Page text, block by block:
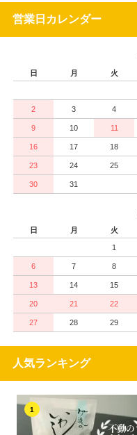
営業日カレンダー
日
月 火
2 3 4
9 10 11
16 17 18
23 24 25
30 31
日
月 火
1
6 7 8
13 14 15
20 21 22
27 28 29
人気ランキング
1